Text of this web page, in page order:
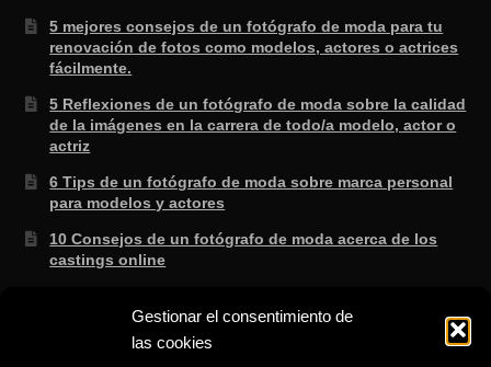
Gestionar el consentimiento de
las cookies
5 mejores consejos de un fotógrafo de moda para tu
renovación de fotos como modelos, actores o actrices
fácilmente.
5 Reflexiones de un fotógrafo de moda sobre la calidad
de la imágenes en la carrera de todo/a modelo, actor o
actriz
6 Tips de un fotógrafo de moda sobre marca personal
para modelos y actores
10 Consejos de un fotógrafo de moda acerca de los
castings online
enseñan en la escuela.
8 consejos de un fotógrafo de moda para saber si lo